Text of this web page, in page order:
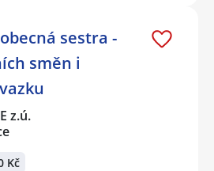
sestra -
směn i
z.ú.
Kč